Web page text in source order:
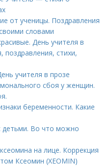
от ученицы. Поздравления
словами
День учителя в
поздравления, стихи,
учителя в прозе
сбоя у женщин.
беременности. Какие
детьми. Во что можно
на лице. Коррекция
Ксеомин (XEOMIN)